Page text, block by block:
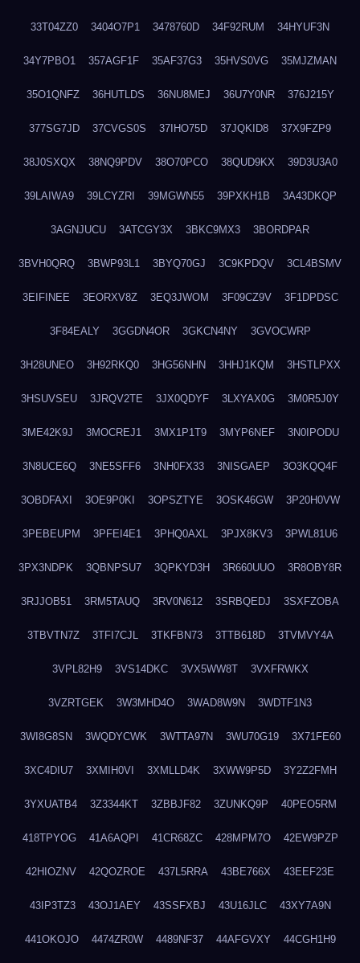
33T04ZZ0 3404O7P1 3478760D 34F92RUM 34HYUF3N
34Y7PBO1 357AGF1F 35AF37G3 35HVS0VG 35MJZMAN
35O1QNFZ 36HUTLDS 36NU8MEJ 36U7Y0NR 376J215Y
377SG7JD 37CVGS0S 37IHO75D 37JQKID8 37X9FZP9
38J0SXQX 38NQ9PDV 38O70PCO 38QUD9KX 39D3U3A0
39LAIWA9 39LCYZRI 39MGWN55 39PXKH1B 3A43DKQP
3AGNJUCU 3ATCGY3X 3BKC9MX3 3BORDPAR
3BVH0QRQ 3BWP93L1 3BYQ70GJ 3C9KPDQV 3CL4BSMV
3EIFINEE 3EORXV8Z 3EQ3JWOM 3F09CZ9V 3F1DPDSC
3F84EALY 3GGDN4OR 3GKCN4NY 3GVOCWRP
3H28UNEO 3H92RKQ0 3HG56NHN 3HHJ1KQM 3HSTLPXX
3HSUVSEU 3JRQV2TE 3JX0QDYF 3LXYAX0G 3M0R5J0Y
3ME42K9J 3MOCREJ1 3MX1P1T9 3MYP6NEF 3N0IPODU
3N8UCE6Q 3NE5SFF6 3NH0FX33 3NISGAEP 3O3KQQ4F
3OBDFAXI 3OE9P0KI 3OPSZTYE 3OSK46GW 3P20H0VW
3PEBEUPM 3PFEI4E1 3PHQ0AXL 3PJX8KV3 3PWL81U6
3PX3NDPK 3QBNPSU7 3QPKYD3H 3R660UUO 3R8OBY8R
3RJJOB51 3RM5TAUQ 3RV0N612 3SRBQEDJ 3SXFZOBA
3TBVTN7Z 3TFI7CJL 3TKFBN73 3TTB618D 3TVMVY4A
3VPL82H9 3VS14DKC 3VX5WW8T 3VXFRWKX
3VZRTGEK 3W3MHD4O 3WAD8W9N 3WDTF1N3
3WI8G8SN 3WQDYCWK 3WTTA97N 3WU70G19 3X71FE60
3XC4DIU7 3XMIH0VI 3XMLLD4K 3XWW9P5D 3Y2Z2FMH
3YXUATB4 3Z3344KT 3ZBBJF82 3ZUNKQ9P 40PEO5RM
418TPYOG 41A6AQPI 41CR68ZC 428MPM7O 42EW9PZP
42HIOZNV 42QOZROE 437L5RRA 43BE766X 43EEF23E
43IP3TZ3 43OJ1AEY 43SSFXBJ 43U16JLC 43XY7A9N
441OKOJO 4474ZR0W 4489NF37 44AFGVXY 44CGH1H9